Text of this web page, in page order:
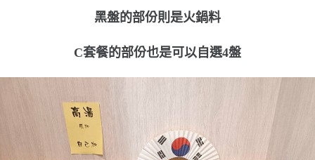
黑盤的部份則是火鍋料
C套餐的部份也是可以自選4盤